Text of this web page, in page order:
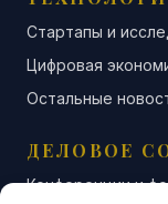
Стартапы и
Цифровая
Остальные
ДЕЛОВОЕ
Конференции и